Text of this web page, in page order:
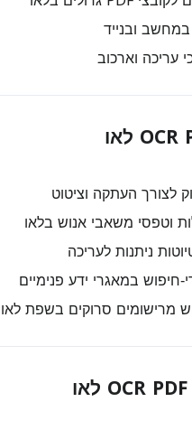
ובנייד
עריכה וארכוב
וטפסי משאבי אנוש בלאו
ניתנות לעריכה
מרישומים סרוקים בשפת לאו